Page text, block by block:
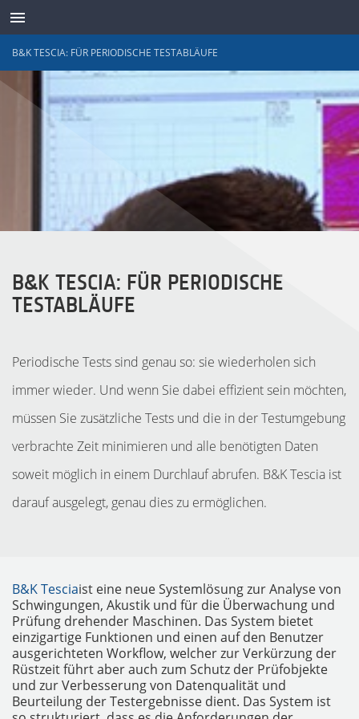
SENSOREN
B&K TESCIA: FÜR PERIODISCHE TESTABLÄUFE
B&K TESCIA: FÜR PERIODISCHE
TESTABLÄUFE
Periodische Tests sind genau so: sie wiederholen sich
immer wieder. Und wenn Sie dabei effizient sein möchten,
müssen Sie zusätzliche Tests und die in der Testumgebung
verbrachte Zeit minimieren und alle benötigten Daten
soweit möglich in einem Durchlauf abrufen. B&K Tescia ist
darauf ausgelegt, genau dies zu ermöglichen.
B&K Tesciaist eine neue Systemlösung zur Analyse von
Schwingungen, Akustik und für die Überwachung und
Prüfung drehender Maschinen. Das System bietet
einzigartige Funktionen und einen auf den Benutzer
ausgerichteten Workflow, welcher zur Verkürzung der
Rüstzeit führt aber auch zum Schutz der Prüfobjekte
und zur Verbesserung von Datenqualität und
Beurteilung der Testergebnisse dient. Das System ist